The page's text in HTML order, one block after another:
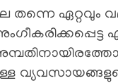
തന്നെ ഏറ്റവും